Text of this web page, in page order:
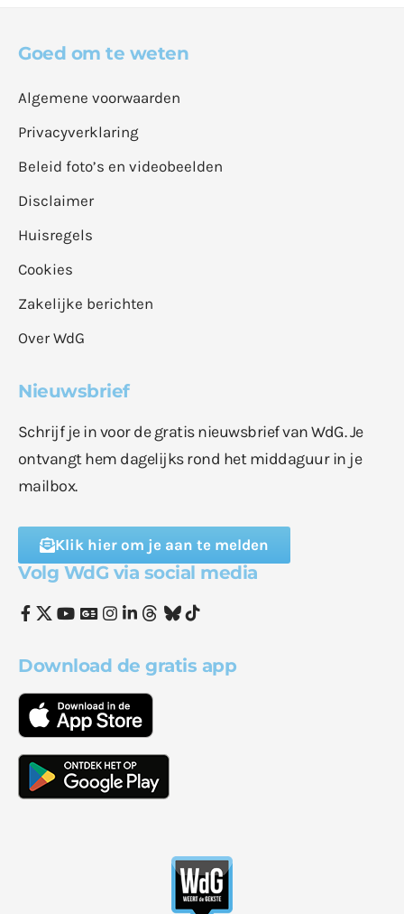
Goed om te weten
Algemene voorwaarden
Privacyverklaring
Beleid foto’s en videobeelden
Disclaimer
Huisregels
Cookies
Zakelijke berichten
Over WdG
Nieuwsbrief
Schrijf je in voor de gratis nieuwsbrief van WdG. Je
ontvangt hem dagelijks rond het middaguur in je
mailbox.
Klik hier om je aan te melden
Volg WdG via social media
Download de gratis app